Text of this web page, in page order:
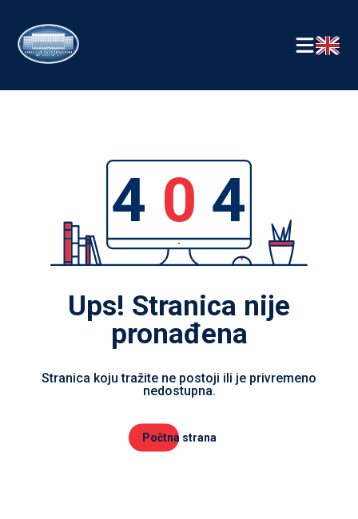
4 0 4
Ups! Stranica nije
pronađena
Stranica koju tražite ne postoji ili je privremeno
nedostupna.
Počtna strana